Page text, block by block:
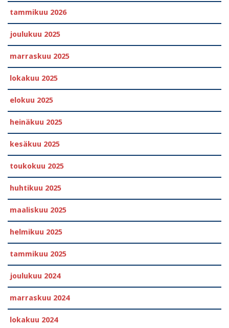
tammikuu 2026
joulukuu 2025
marraskuu 2025
lokakuu 2025
elokuu 2025
heinäkuu 2025
kesäkuu 2025
toukokuu 2025
huhtikuu 2025
maaliskuu 2025
helmikuu 2025
tammikuu 2025
joulukuu 2024
marraskuu 2024
lokakuu 2024